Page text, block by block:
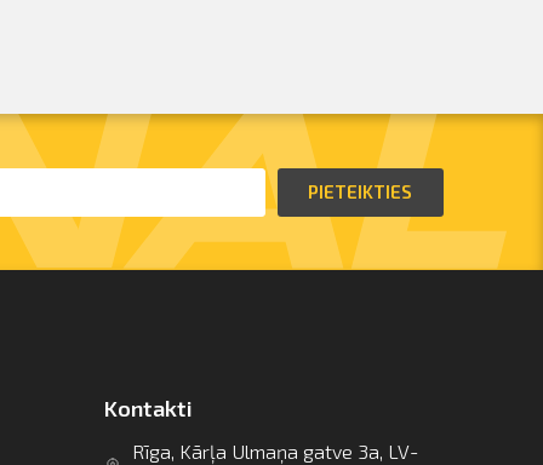
PIETEIKTIES
Kontakti
Rīga, Kārļa Ulmaņa gatve 3a, LV-